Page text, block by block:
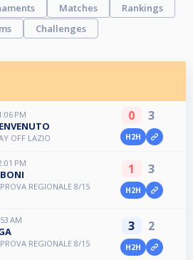
Matches
Rankings
Challenges
PM
OFF LAZIO
0 3
H2H
PM
REGIONALE 8/15
1 3
H2H
AM
REGIONALE 8/15
3 2
H2H